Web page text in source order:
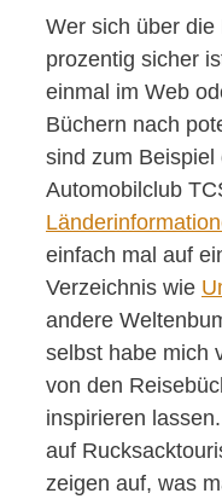
Wer sich über
prozentig sicher
einmal im Web
Büchern nach
sind zum
Automobilclub
einfach mal auf
Verzeichnis wie
andere
selbst habe mich
von den
inspirieren
auf
zeigen auf, was